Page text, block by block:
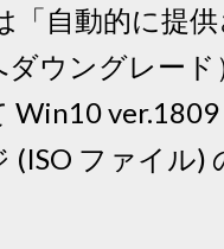
自動的に提供
ウングレード
(ISO ファイル)